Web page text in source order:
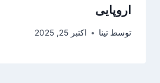
اروپایی
توسط تینا اکتبر 25, 2025